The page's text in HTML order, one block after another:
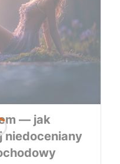
— jak
niedoceniany